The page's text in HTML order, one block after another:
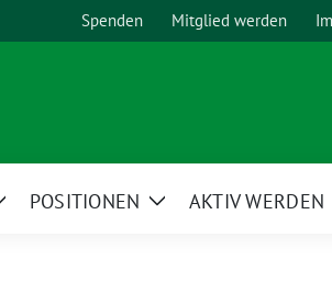
Spenden Mitglied werden
POSITIONEN
ZeigeAKTIV WERDEN